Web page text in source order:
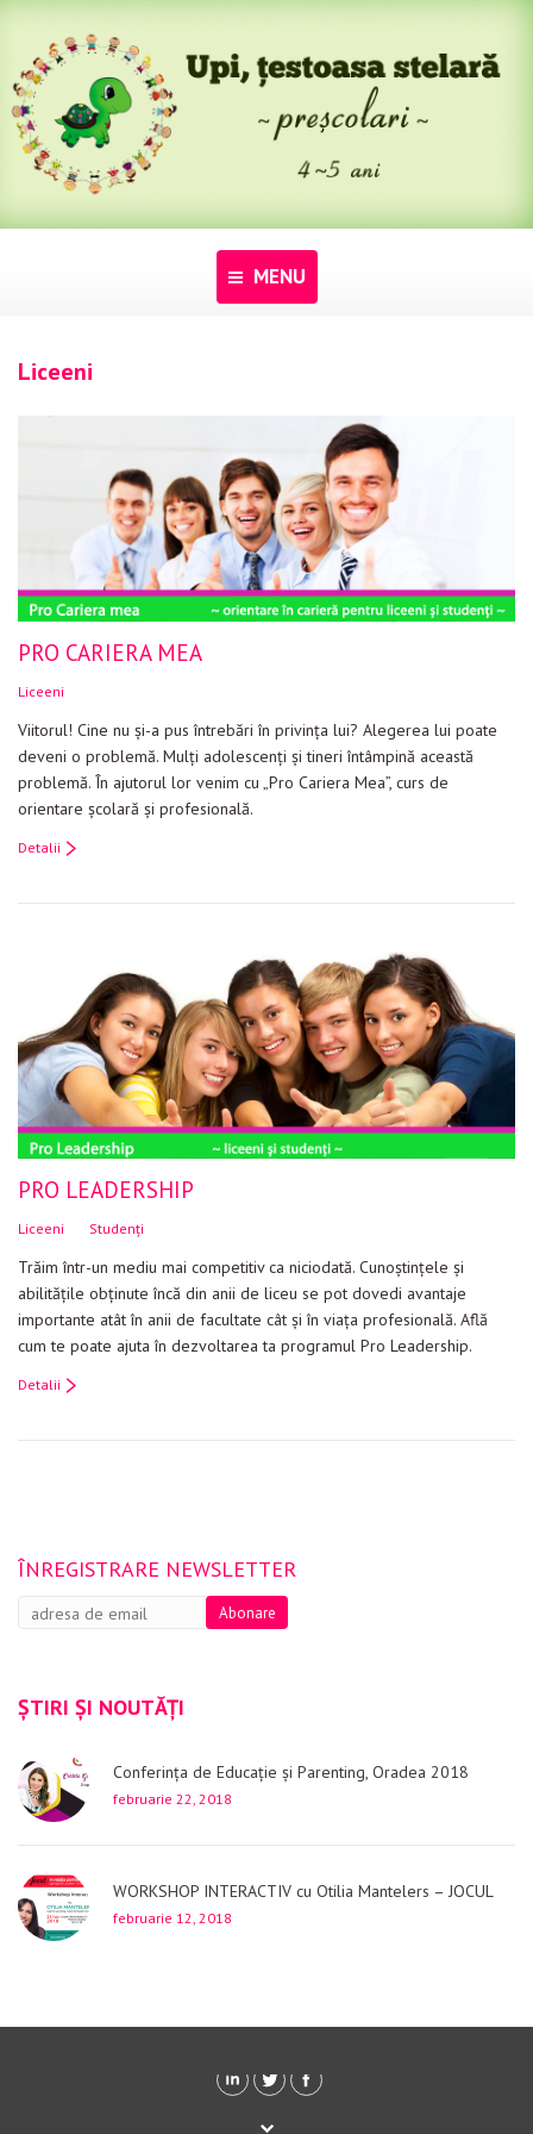
MENU
Pentru dascăli
Evenimente
Materiale educaționale
Blog
Contact
Liceeni
PRO CARIERA MEA
Liceeni
Viitorul! Cine nu şi-a pus întrebări în privinţa lui? Alegerea lui poate
deveni o problemă. Mulţi adolescenţi şi tineri întâmpină această
problemă. În ajutorul lor venim cu „Pro Cariera Mea”, curs de
orientare şcolară şi profesională.
Detalii
PRO LEADERSHIP
Liceeni Studenți
Trăim într-un mediu mai competitiv ca niciodată. Cunoștințele și
abilitățile obținute încă din anii de liceu se pot dovedi avantaje
importante atât în anii de facultate cât și în viața profesională. Află
cum te poate ajuta în dezvoltarea ta programul Pro Leadership.
Detalii
ÎNREGISTRARE NEWSLETTER
ȘTIRI ȘI NOUTĂȚI
Conferința de Educație și Parenting, Oradea 2018
februarie 22, 2018
WORKSHOP INTERACTIV cu Otilia Mantelers – JOCUL
februarie 12, 2018